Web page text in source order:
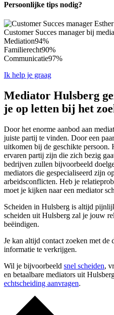
Persoonlijke tips nodig?
Customer Succes manager bij
Mediation94%
Familierecht90%
Communicatie97%
Ik help je graag
Mediator Hulsberg
je op letten bij het
Door het enorme aanbod aan
juiste partij te vinden. Door een
uitkomen bij de geschikte persoon.
ervaren partij zijn die zich bezig
bedrijven zullen bijvoorbeeld
mediators die gespecialiseerd zijn
arbeidsconflicten. Heb je
moet je kijken naar een mediator
Scheiden in Hulsberg is altijd
scheiden uit Hulsberg zal je jouw
beëindigen.
Je kan altijd contact zoeken met de
informatie te verkrijgen.
Wil je bijvoorbeeld snel scheiden,
en betaalbare mediators uit
echtscheiding aanvragen.